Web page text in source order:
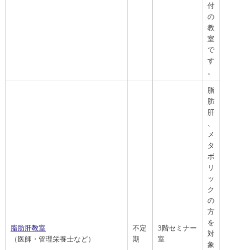
付
の
教
室
で
す
。
脂肪肝教室
（医師・管理栄養士など）
不定
期
3階セミナー
室
脂
肪
肝
、
メ
タ
ボ
リ
ッ
ク
の
方
を
対
象